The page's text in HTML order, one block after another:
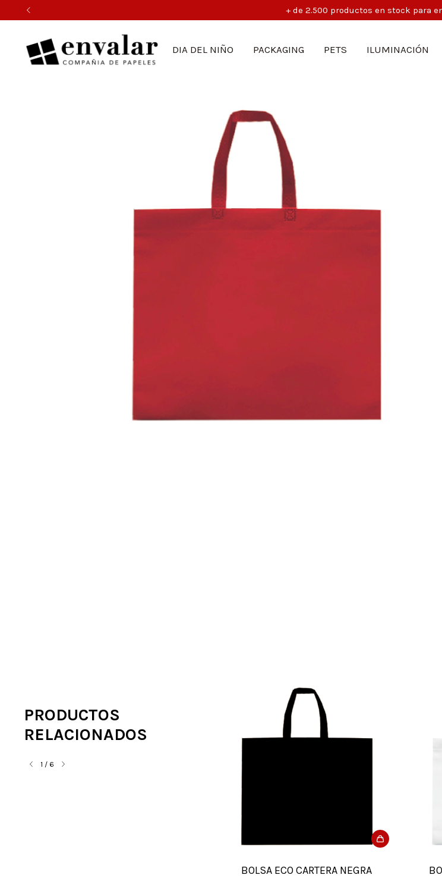
+ de 2.500 productos en stock para
DIA DEL NIÑO PACKAGING PETS ILUMINACIÓN
PRODUCTOS
RELACIONADOS
1 / 6
BOLSA ECO CARTERA NEGRA